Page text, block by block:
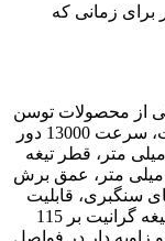
برای زمانی که
از محصولات توسن
است که دارای وزن 3750 گرم، توان 1350 وات، سرعت 13000 دور
در دقیقه، ولتاژ 220-230 ولت، سایز محور 20 میلی متر، قطر تیغه
110-115 میلی متر، عمق برش صفر درجه 36 میلی متر، عمق برش
سنگبری، قابلیت
برش انواع سنگ، کاشی و سرامیک، مجهز به تیغه گرانیت بر 115
زاویه دار در فواصل